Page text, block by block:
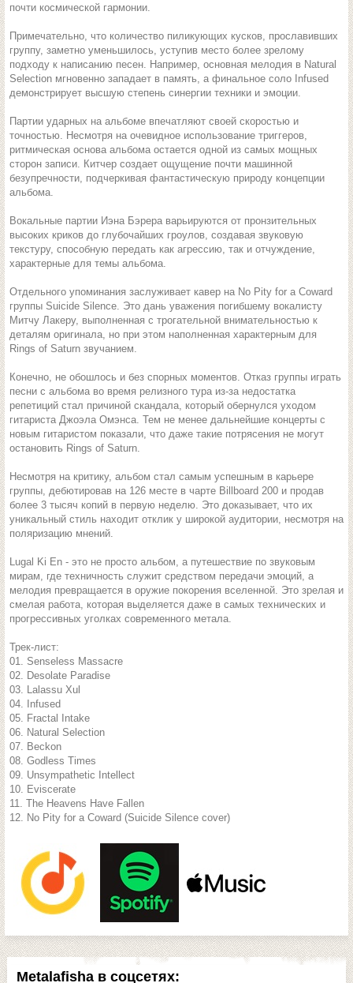
Metalafisha в соцсетях:
почти космической гармонии.
Примечательно, что количество пиликующих кусков, прославивших
группу, заметно уменьшилось, уступив место более зрелому
подходу к написанию песен. Например, основная мелодия в Natural
Selection мгновенно западает в память, а финальное соло Infused
демонстрирует высшую степень синергии техники и эмоции.
Партии ударных на альбоме впечатляют своей скоростью и
точностью. Несмотря на очевидное использование триггеров,
ритмическая основа альбома остается одной из самых мощных
сторон записи. Китчер создает ощущение почти машинной
безупречности, подчеркивая фантастическую природу концепции
альбома.
Вокальные партии Иэна Бэрера варьируются от пронзительных
высоких криков до глубочайших гроулов, создавая звуковую
текстуру, способную передать как агрессию, так и отчуждение,
характерные для темы альбома.
Отдельного упоминания заслуживает кавер на No Pity for a Coward
группы Suicide Silence. Это дань уважения погибшему вокалисту
Митчу Лакеру, выполненная с трогательной внимательностью к
деталям оригинала, но при этом наполненная характерным для
Rings of Saturn звучанием.
Конечно, не обошлось и без спорных моментов. Отказ группы играть
песни с альбома во время релизного тура из-за недостатка
репетиций стал причиной скандала, который обернулся уходом
гитариста Джоэла Омэнса. Тем не менее дальнейшие концерты с
новым гитаристом показали, что даже такие потрясения не могут
остановить Rings of Saturn.
Несмотря на критику, альбом стал самым успешным в карьере
группы, дебютировав на 126 месте в чарте Billboard 200 и продав
более 3 тысяч копий в первую неделю. Это доказывает, что их
уникальный стиль находит отклик у широкой аудитории, несмотря на
поляризацию мнений.
Lugal Ki En - это не просто альбом, а путешествие по звуковым
мирам, где техничность служит средством передачи эмоций, а
мелодия превращается в оружие покорения вселенной. Это зрелая и
смелая работа, которая выделяется даже в самых технических и
прогрессивных уголках современного метала.
Трек-лист:
01. Senseless Massacre
02. Desolate Paradise
03. Lalassu Xul
04. Infused
05. Fractal Intake
06. Natural Selection
07. Beckon
08. Godless Times
09. Unsympathetic Intellect
10. Eviscerate
11. The Heavens Have Fallen
12. No Pity for a Coward (Suicide Silence cover)